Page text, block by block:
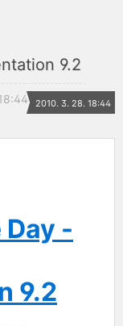
9.2
2010. 3. 28. 18:44
-
9.2